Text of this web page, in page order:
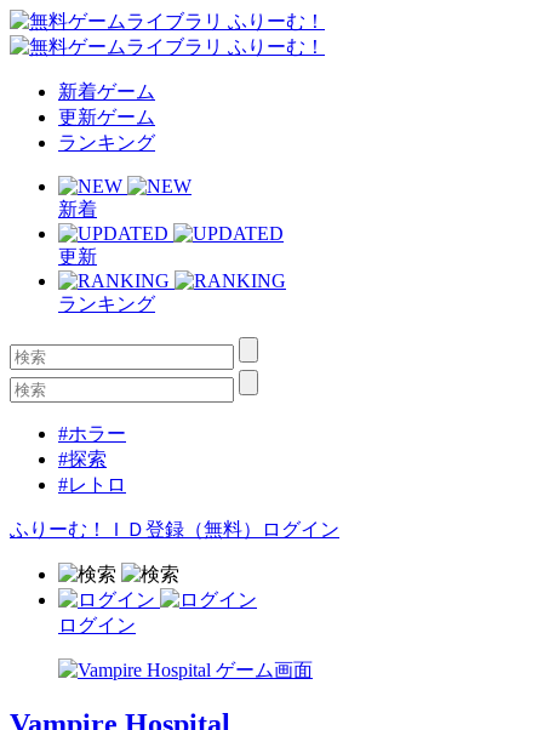
新着ゲーム
更新ゲーム
ランキング
新着
更新
ランキング
#ホラー
#探索
#レトロ
ふりーむ！ＩＤ登録（無料） ログイン
ログイン